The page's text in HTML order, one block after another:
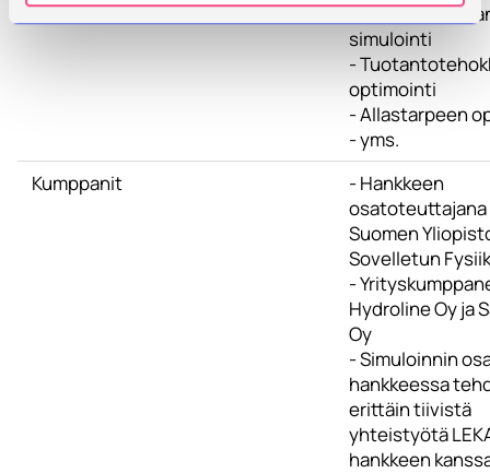
simulointi
-
optimointi
- Allastarpeen
- yms.
Kumppanit
- Hankkeen
Suomen
Sovelletun
-
Hydroline Oy ja
Oy
- Simuloinnin
hankkeessa
erittäin tiivistä
yhteistyötä
hankkeen